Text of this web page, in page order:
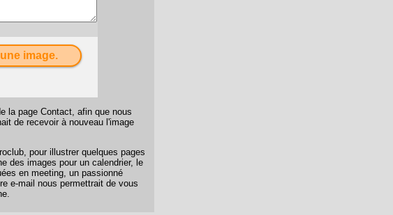
image.
la page Contact , afin que nous
de recevoir à nouveau l'image
pour illustrer quelques pages
des images pour un calendrier, le
en meeting, un passionné
e-mail nous permettrait de vous